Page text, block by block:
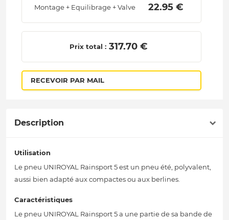
Montage + Equilibrage + Valve 22.95 €
Prix total : 317.70 €
RECEVOIR PAR MAIL
Description
Utilisation
Le pneu UNIROYAL Rainsport 5 est un pneu été, polyvalent,
aussi bien adapté aux compactes ou aux berlines.
Caractéristiques
Le pneu UNIROYAL Rainsport 5 a une partie de sa bande de